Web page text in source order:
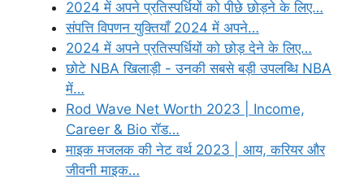
2024 में अपने प्रतिस्पर्धियों को पीछे छोड़ने के लिए…
संपत्ति विपणन युक्तियाँ 2024 में अपने…
2024 में अपने प्रतिस्पर्धियों को छोड़ देने के लिए…
छोटे NBA खिलाड़ी - उनकी सबसे बड़ी उपलब्धि NBA
में…
Rod Wave Net Worth 2023 | Income,
Career & Bio रॉड…
माइक मजलक की नेट वर्थ 2023 | आय, करियर और
जीवनी माइक…